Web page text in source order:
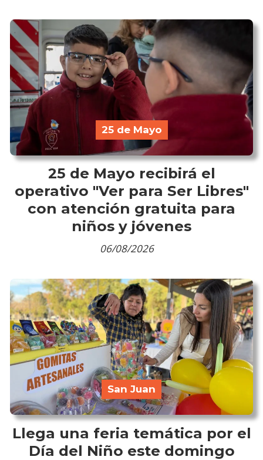
25 de Mayo recibirá el
operativo "Ver para Ser Libres"
con atención gratuita para
niños y jóvenes
25 de Mayo
06/08/2026
Llega una feria temática por el
Día del Niño este domingo
San Juan